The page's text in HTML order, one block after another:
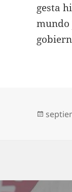
gesta
mundo
Navegación